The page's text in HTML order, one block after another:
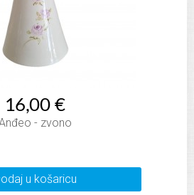
16,00 €
- zvono
u košaricu